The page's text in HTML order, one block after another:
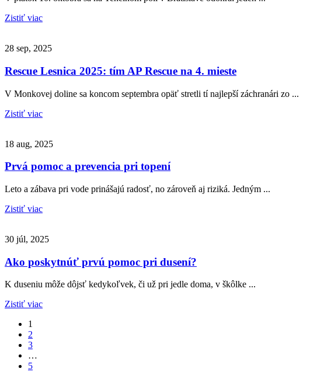
Zistiť viac
28 sep, 2025
Rescue Lesnica 2025: tím AP Rescue na 4. mieste
V Monkovej doline sa koncom septembra opäť stretli tí najlepší záchranári zo ...
Zistiť viac
18 aug, 2025
Prvá pomoc a prevencia pri topení
Leto a zábava pri vode prinášajú radosť, no zároveň aj riziká. Jedným ...
Zistiť viac
30 júl, 2025
Ako poskytnúť prvú pomoc pri dusení?
K duseniu môže dôjsť kedykoľvek, či už pri jedle doma, v škôlke ...
Zistiť viac
1
2
3
…
5